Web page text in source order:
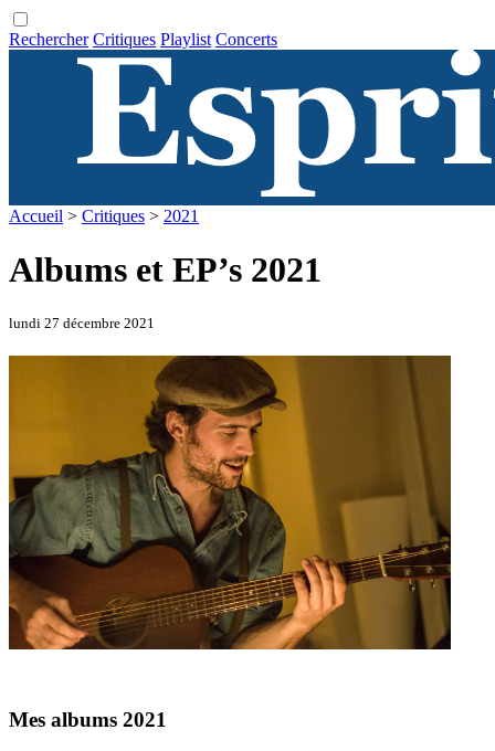
Rechercher Critiques Playlist Concerts
Accueil > Critiques > 2021
Albums et EP’s 2021
lundi 27 décembre 2021
Mes albums 2021